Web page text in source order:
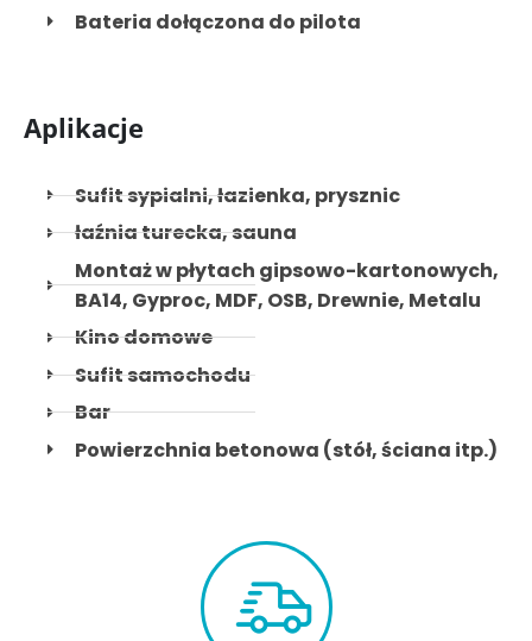
Bateria dołączona do pilota
Aplikacje
Sufit sypialni, łazienka, prysznic
łaźnia turecka, sauna
Montaż w płytach gipsowo-kartonowych,
BA14, Gyproc, MDF, OSB, Drewnie, Metalu
Kino domowe
Sufit samochodu
Bar
Powierzchnia betonowa (stół, ściana itp.)